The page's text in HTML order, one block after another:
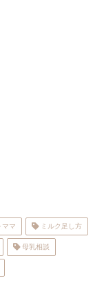
ママ ミルク足し方
母乳相談